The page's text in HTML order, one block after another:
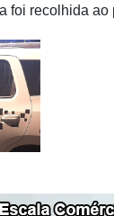
foi recolhida ao